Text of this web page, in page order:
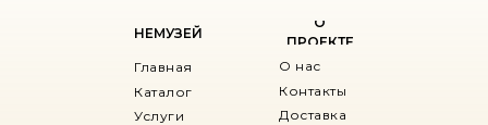
Главная
Услуги Доставка
О нас
Контакты
Каталог
НЕМУЗЕЙ
О
ПРОЕКТЕ